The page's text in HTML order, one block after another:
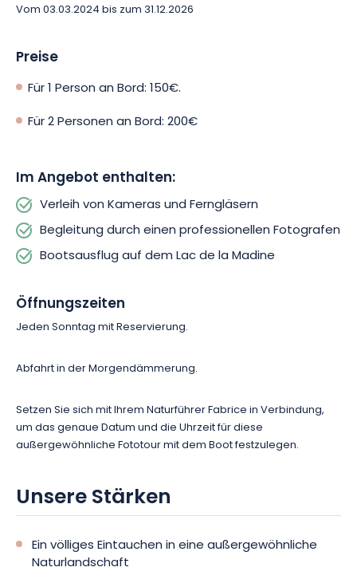
Fotografie und die Natur aufeinandertreffen, um schöne
Vom 03.03.2024 bis zum 31.12.2026
Preise
Für 1 Person an Bord: 150€.
Für 2 Personen an Bord: 200€
Im Angebot enthalten:
Verleih von Kameras und Ferngläsern
Begleitung durch einen professionellen Fotografen
Bootsausflug auf dem Lac de la Madine
Öffnungszeiten
Jeden Sonntag mit Reservierung.
Abfahrt in der Morgendämmerung.
Setzen Sie sich mit Ihrem Naturführer Fabrice in Verbindung,
um das genaue Datum und die Uhrzeit für diese
außergewöhnliche Fototour mit dem Boot festzulegen.
Unsere Stärken
Ein völliges Eintauchen in eine außergewöhnliche
Naturlandschaft